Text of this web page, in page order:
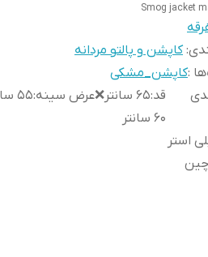
Smog jacket
:کاپشن و پالتو مردانه
:کاپشن_مشکی
۶۰ سانتر
استر
چین